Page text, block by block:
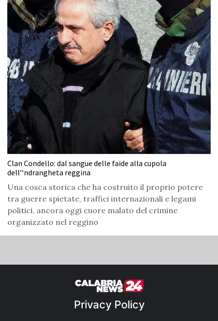
Clan Condello: dal sangue delle faide alla cupola
dell’‘ndrangheta reggina
Una cosca storica che ha costruito il proprio potere
tra guerre spietate, traffici internazionali e legami
politici, ancora oggi cuore malato del crimine
organizzato nel reggino
Privacy Policy